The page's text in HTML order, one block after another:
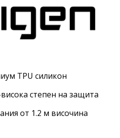
TPU силикон
степен на защита
от 1.2 м височина